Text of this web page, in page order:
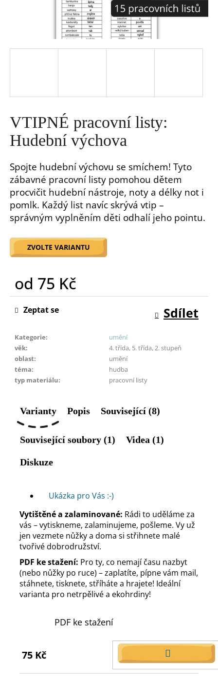
VTIPNÉ pracovní listy:
Hudební výchova
Spojte hudební výchovu se smíchem! Tyto
zábavné pracovní listy pomohou dětem
procvičit hudební nástroje, noty a délky not i
pomlk. Každý list navíc skrývá vtip –
správným vyplněním děti odhalí jeho pointu.
ZVOLTE VARIANTU
od 75 Kč
Měrná
cena:
Kategorie:
umění
věk:
4. třída, 5. třída, 2. stupeň
oblast:
umění
téma:
hudba
typ materiálu: pracovní listy
Zeptat se Sdílet
Varianty Popis Související (8)
Související soubory (1) Videa (1)
Diskuze
Vytištěné a zalaminované: Rádi to uděláme za
vás – vytiskneme, zalaminujeme, pošleme. Vy už
jen vezmete nůžky a doma si střihnete malé
tvořivé dobrodružství.
PDF ke stažení: Pro ty, co nemají času nazbyt
(nebo nůžky po ruce) – zaplatíte, pípne vám mail,
stáhnete, tisknete, stříháte a hrajete! Ideální
varianta pro netrpělivé a ekohrdiny!
PDF ke stažení
75 Kč
DO
KOŠÍKU
Ukázka pro Vás :-)
t
HLEDAT
D
o
p
r
u
č